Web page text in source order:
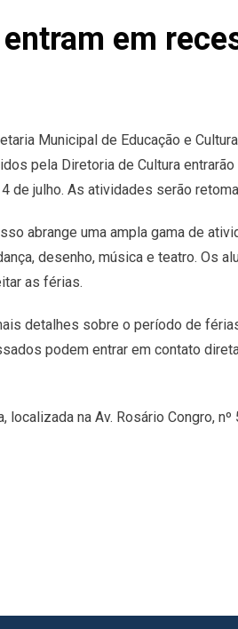
em
Municipal de Educação e
pela Diretoria de Cultura
de julho. As atividades serão
abrange uma ampla gama de
desenho, música e teatro. Os
as férias.
detalhes sobre o período de
podem entrar em contato
na Av. Rosário Congro,